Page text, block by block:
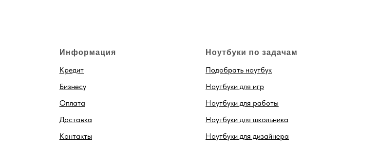
Информация
Кредит
Бизнесу
Оплата
Доставка
Контакты
Ноутбуки по задачам
Подобрать ноутбук
Ноутбуки для игр
Ноутбуки для работы
Ноутбуки для школьника
Ноутбуки для дизайнера